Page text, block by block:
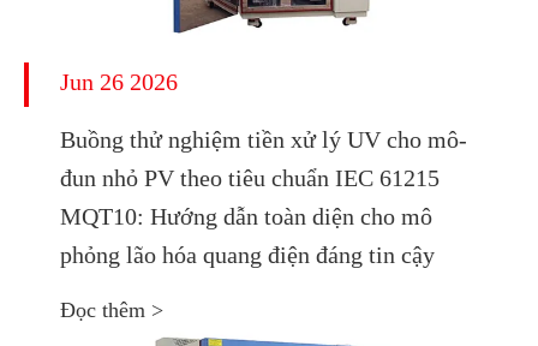
Jun 26 2026
Buồng thử nghiệm tiền xử lý UV cho mô-
đun nhỏ PV theo tiêu chuẩn IEC 61215
MQT10: Hướng dẫn toàn diện cho mô
phỏng lão hóa quang điện đáng tin cậy
Đọc thêm >